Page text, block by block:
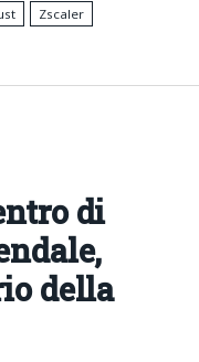
Zscaler
di
della